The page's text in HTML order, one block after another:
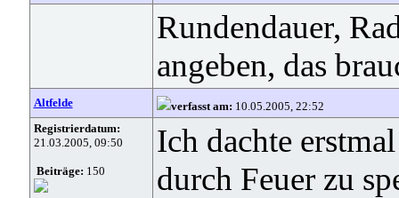
Rundendauer,
angeben, das
Altfelde verfasst am: 10.05.2005, 22:52
Registrierdatum:
21.03.2005, 09:50
Beiträge: 150
Ich dachte
durch Feuer zu